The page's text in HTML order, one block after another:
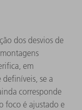
dos desvios de
em
se a
corresponde
foco é ajustado e